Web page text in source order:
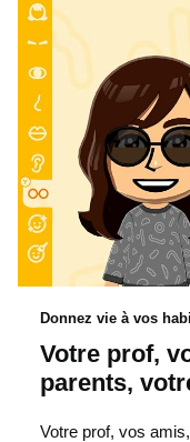
Donnez vie à vos
Votre prof,
parents,
Votre prof, vos